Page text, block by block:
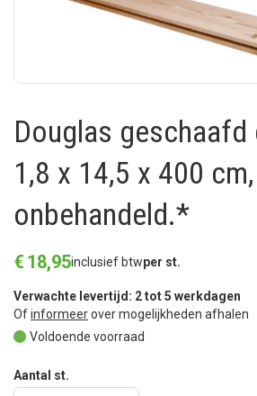
Douglas geschaafd
1,8 x 14,5 x 400 cm,
onbehandeld.*
€ 18,95inclusief btwper st.
Verwachte levertijd: 2 tot 5 werkdagen
Ofinformeerover mogelijkheden afhalen
Voldoende voorraad
Aantal st.